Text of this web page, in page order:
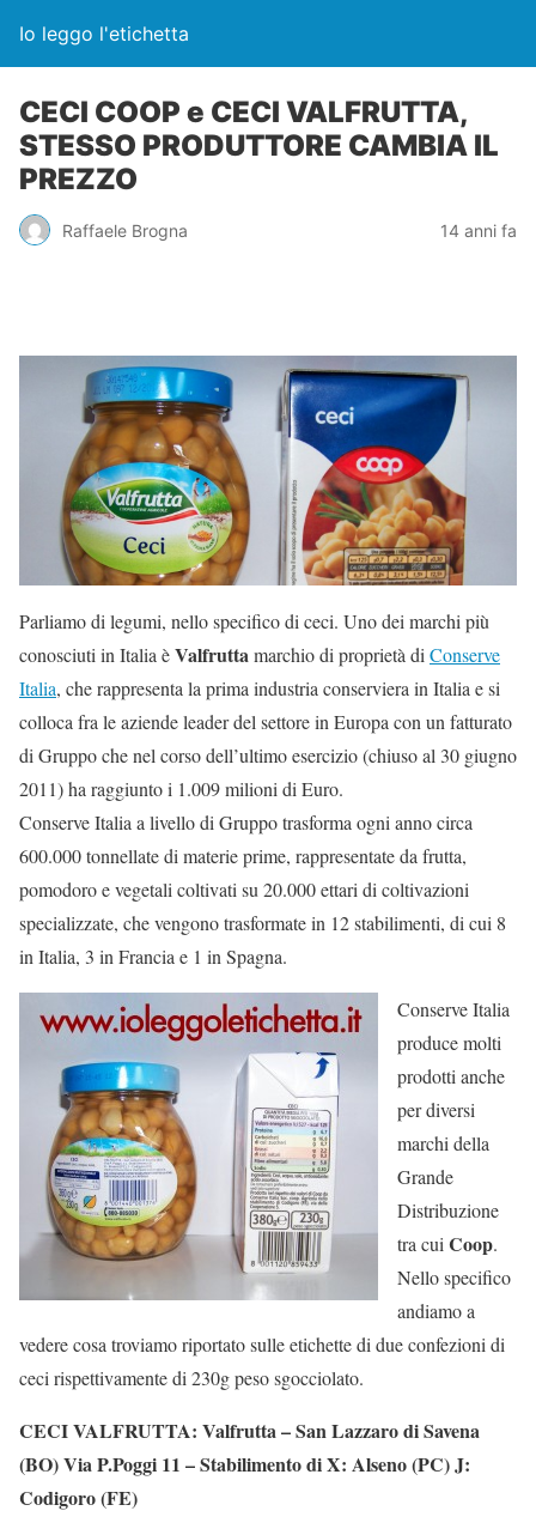
Io leggo l'etichetta
CECI COOP e CECI VALFRUTTA,
STESSO PRODUTTORE CAMBIA IL
PREZZO
Raffaele Brogna 14 anni fa
Parliamo di legumi, nello specifico di ceci. Uno dei marchi più
conosciuti in Italia èValfruttamarchio di proprietà di Conserve
Italia, che rappresenta la prima industria conserviera in Italia e si
colloca fra le aziende leader del settore in Europa con un fatturato
di Gruppo che nel corso dell’ultimo esercizio (chiuso al 30 giugno
2011) ha raggiunto i 1.009 milioni di Euro.
Conserve Italia a livello di Gruppo trasforma ogni anno circa
600.000 tonnellate di materie prime, rappresentate da frutta,
pomodoro e vegetali coltivati su 20.000 ettari di coltivazioni
specializzate, che vengono trasformate in 12 stabilimenti, di cui 8
in Italia, 3 in Francia e 1 in Spagna.
Conserve Italia
produce molti
prodotti anche
per diversi
marchi della
Grande
Distribuzione
tra cui Coop.
Nello specifico
andiamo a
vedere cosa troviamo riportato sulle etichette di due confezioni di
ceci rispettivamente di 230g peso sgocciolato.
CECI VALFRUTTA: Valfrutta – San Lazzaro di Savena
(BO) Via P.Poggi 11 – Stabilimento di X: Alseno (PC) J:
Codigoro (FE)